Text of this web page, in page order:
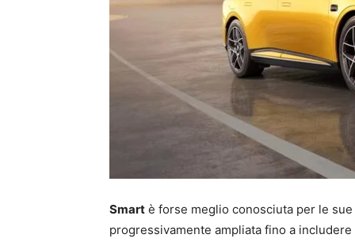
Smart è forse meglio conosciuta per le
progressivamente ampliata fino a